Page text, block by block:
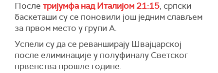
После тријумфа над Италијом 21:15, српски
баскеташи су се поновили још једним слављем
за првом место у групи А.
Успели су да се реванширају Швајцарској
после елиминације у полуфиналу Светског
првенства прошле године.